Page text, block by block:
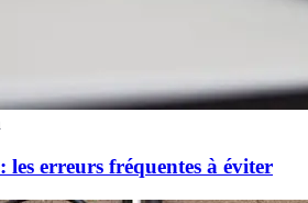
les erreurs fréquentes à éviter